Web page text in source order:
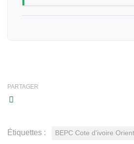
PARTAGER
Étiquettes : BEPC Cote d'ivoire